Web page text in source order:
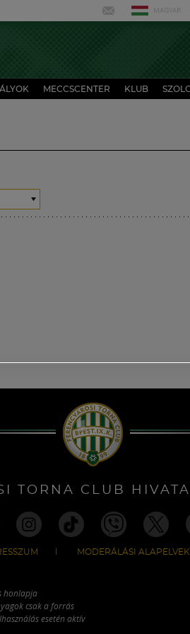
MAGYAR
MECCSCENTER KLUB
TORNA CLUB
MODERÁLÁSI ALAPELVEK
honlapja
csak a forrás
esetén aktív